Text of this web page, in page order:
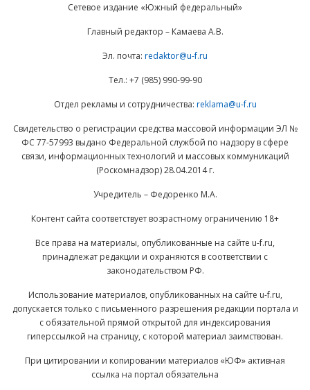
Сетевое издание «Южный федеральный»
Главный редактор – Камаева А.В.
Эл. почта: redaktor@u-f.ru
Тел.: +7 (985) 990-99-90
Отдел рекламы и сотрудничества: reklama@u-f.ru
Свидетельство о регистрации средства массовой информации ЭЛ №
ФС 77-57993 выдано Федеральной службой по надзору в сфере
связи, информационных технологий и массовых коммуникаций
(Роскомнадзор) 28.04.2014 г.
Учредитель – Федоренко М.А.
Контент сайта соответствует возрастному ограничению 18+
Все права на материалы, опубликованные на сайте u-f.ru,
принадлежат редакции и охраняются в соответствии с
законодательством РФ.
Использование материалов, опубликованных на сайте u-f.ru,
допускается только с письменного разрешения редакции портала и
с обязательной прямой открытой для индексирования
гиперссылкой на страницу, с которой материал заимствован.
При цитировании и копировании материалов «ЮФ» активная
ссылка на портал обязательна